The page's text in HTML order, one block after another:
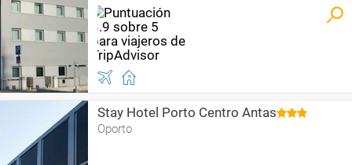
Stay Hotel Porto Centro Antas
Oporto